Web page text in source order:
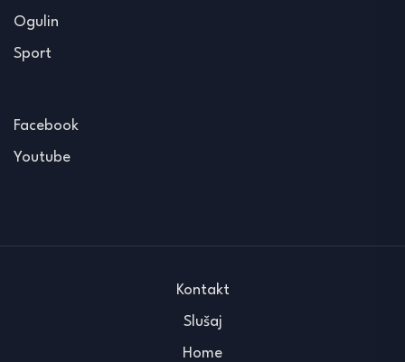
Ogulin
Sport
Facebook
Youtube
Kontakt
Slušaj
Home